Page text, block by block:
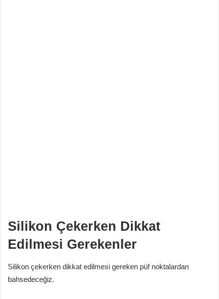
Silikon Çekerken Dikkat
Edilmesi Gerekenler
Silikon çekerken dikkat edilmesi gereken püf noktalardan
bahsedeceğiz.